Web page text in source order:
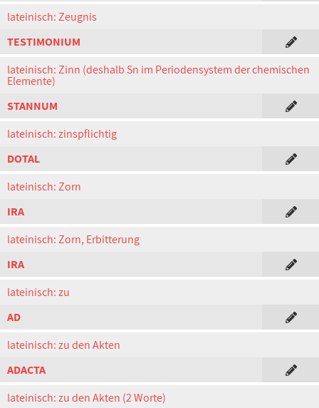
lateinisch: Zeugnis
TESTIMONIUM
lateinisch: Zinn (deshalb Sn im Periodensystem der chemischen
Elemente)
STANNUM
lateinisch: zinspflichtig
DOTAL
lateinisch: Zorn
IRA
lateinisch: Zorn, Erbitterung
IRA
lateinisch: zu
AD
lateinisch: zu den Akten
ADACTA
lateinisch: zu den Akten (2 Worte)